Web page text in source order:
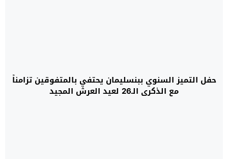
حفل التميز السنوي ببنسليمان يحتفي بالمتفوقين تزامناً
مع الذكرى الـ26 لعيد العرش المجيد